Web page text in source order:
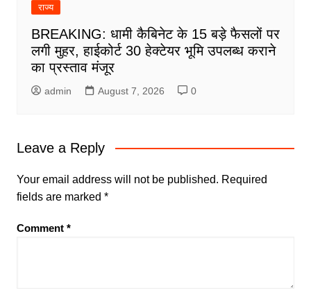
राज्य
BREAKING: धामी कैबिनेट के 15 बड़े फैसलों पर
लगी मुहर, हाईकोर्ट 30 हेक्टेयर भूमि उपलब्ध कराने
का प्रस्ताव मंजूर
admin August 7, 2026 0
Leave a Reply
Your email address will not be published. Required
fields are marked *
Comment *